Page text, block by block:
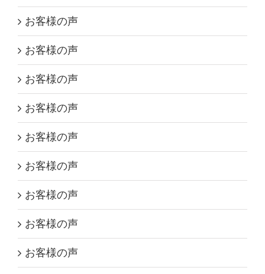
お客様の声
お客様の声
お客様の声
お客様の声
お客様の声
お客様の声
お客様の声
お客様の声
お客様の声